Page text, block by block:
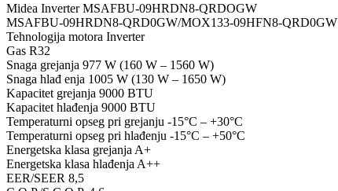
Midea Inverter MSAFBU-09HRDN8-QRDOGW
MSAFBU-09HRDN8-QRD0GW/MOX133-09HFN8-QRD0GW
Tehnologija motora Inverter
Gas R32
Snaga grejanja 977 W (160 W – 1560 W)
Snaga hlađ enja 1005 W (130 W – 1650 W)
Kapacitet grejanja 9000 BTU
Kapacitet hlađenja 9000 BTU
Temperaturni opseg pri grejanju -15°C – +30°C
Temperaturni opseg pri hlađenju -15°C – +50°C
Energetska klasa grejanja A+
Energetska klasa hlađenja A++
EER/SEER 8,5